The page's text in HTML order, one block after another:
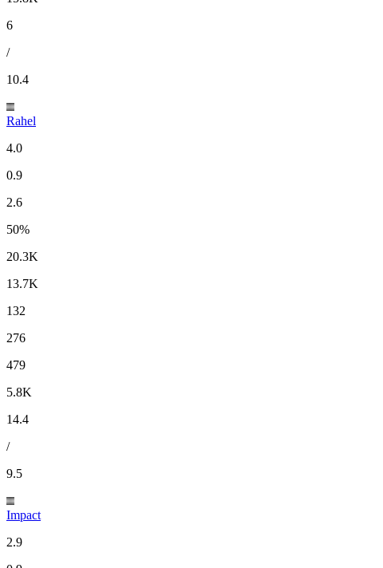
6
/
10.4
Rahel
4.0
0.9
2.6
50%
20.3K
13.7K
132
276
479
5.8K
14.4
/
9.5
Impact
2.9